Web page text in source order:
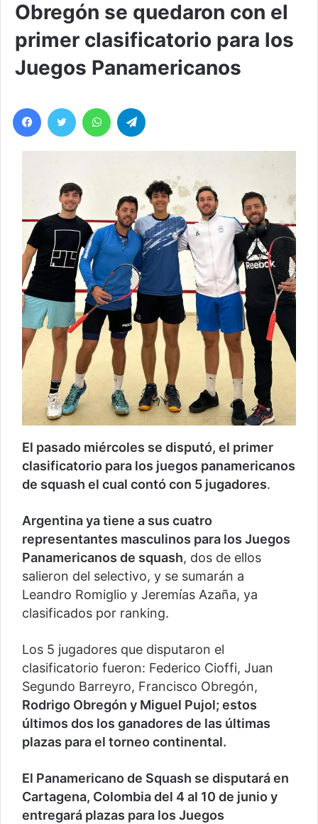
Obregón se quedaron con el
primer clasificatorio para los
Juegos Panamericanos
Facebook
Twitter WhatsApp
El pasado miércoles se disputó, el primer
clasificatorio para los juegos panamericanos
de squash el cual contó con 5 jugadores.
Argentina ya tiene a sus cuatro
representantes masculinos para los Juegos
Panamericanos de squash, dos de ellos
salieron del selectivo, y se sumarán a
Leandro Romiglio y Jeremías Azaña, ya
clasificados por ranking.
Los 5 jugadores que disputaron el
clasificatorio fueron: Federico Cioffi, Juan
Segundo Barreyro, Francisco Obregón,
Rodrigo Obregón y Miguel Pujol; estos
últimos dos los ganadores de las últimas
plazas para el torneo continental.
El Panamericano de Squash se disputará en
Cartagena, Colombia del 4 al 10 de junio y
entregará plazas para los Juegos